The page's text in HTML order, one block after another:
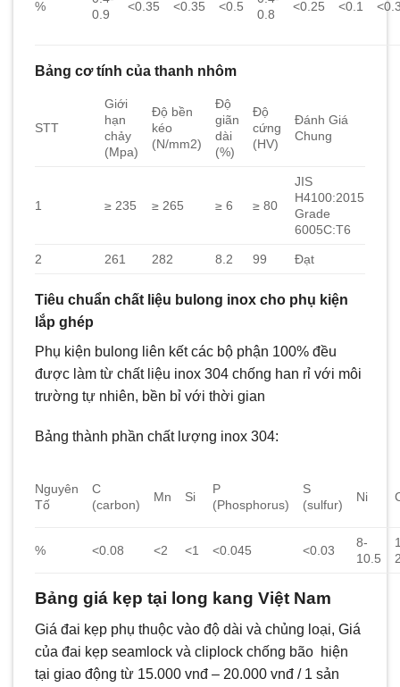
%
0.9
<0.35 <0.35 <0.5
0.8
<0.25 <0.1
Bảng cơ tính của thanh nhôm
STT
Giới
hạn
chảy
(Mpa)
Độ bền
kéo
(N/mm2)
Độ
giãn
dài
(%)
Độ
cứng
(HV)
Đánh Giá
Chung
1 ≥ 235 ≥ 265 ≥ 6 ≥ 80
JIS
H4100:2015
Grade
6005C:T6
2 261 282 8.2 99 Đạt
Tiêu chuẩn chất liệu bulong inox cho phụ kiện
lắp ghép
Phụ kiện bulong liên kết các bộ phận 100% đều
được làm từ chất liệu inox 304 chống han rỉ với môi
trường tự nhiên, bền bỉ với thời gian
Bảng thành phần chất lượng inox 304:
Nguyên
Tố
C
(carbon)
Mn Si
P
(Phosphorus)
S
(sulfur)
Ni
% <0.08 <2 <1 <0.045 <0.03
8-
10.5
Bảng giá kẹp tại long kang Việt Nam
Giá đai kẹp phụ thuộc vào độ dài và chủng loại, Giá
của đai kẹp seamlock và cliplock chống bão hiện
tại giao động từ 15.000 vnđ – 20.000 vnđ / 1 sản